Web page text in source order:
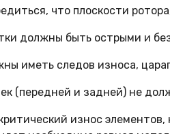
что плоскости
должны быть острыми и
иметь следов износа,
(передней и задней) не
износ